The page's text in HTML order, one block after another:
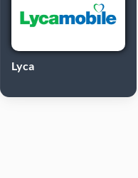
Lyca